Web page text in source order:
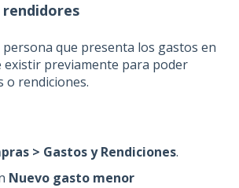
rendidores
persona que presenta los gastos en
existir previamente para poder
o rendiciones.
> Gastos y Rendiciones.
Nuevo gasto menor